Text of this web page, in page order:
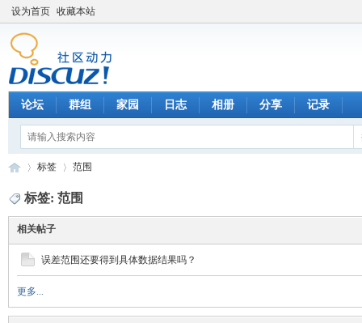
设为首页 收藏本站
论坛 群组 家园 日志 相册 分享 记录
›
标签 范围
标签: 范围
相关帖子
误差范围还要得到具体数据结果吗？
更多...